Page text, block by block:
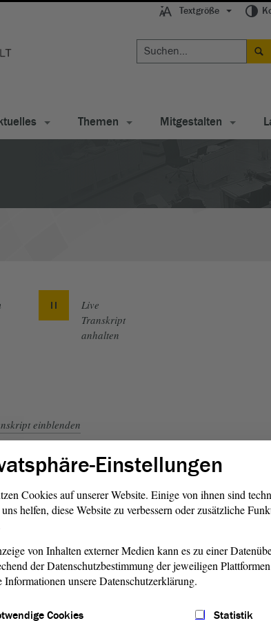
Textgröße
Themen Mitgestalten
Live
Transkript
anhalten
einblenden
Zurück zum
Einstellungen
Cookies auf unserer Website. Einige von ihnen sind
uns helfen, diese Website zu verbessern oder zusätzliche
von Inhalten externer Medien kann es zu einer
der Datenschutzbestimmung der jeweiligen
Informationen unsere Datenschutzerklärung.
Cookies
Statistik